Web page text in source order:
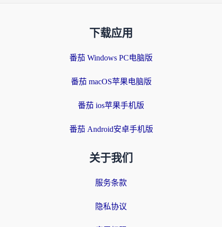
下载应用
番茄 Windows PC电脑版
番茄 macOS苹果电脑版
番茄 ios苹果手机版
番茄 Android安卓手机版
关于我们
服务条款
隐私协议